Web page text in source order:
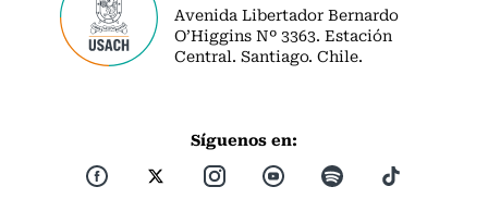
Avenida Libertador Bernardo
O’Higgins Nº 3363. Estación
Central. Santiago. Chile.
Síguenos en: